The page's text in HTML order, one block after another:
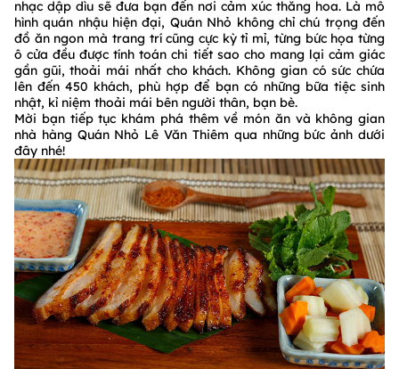
nhạc dập dìu sẽ đưa bạn đến nơi cảm xúc thăng hoa. Là mô
hình quán nhậu hiện đại, Quán Nhỏ không chỉ chú trọng đến
đồ ăn ngon mà trang trí cũng cực kỳ tỉ mỉ, từng bức họa từng
ô cửa đều được tính toán chi tiết sao cho mang lại cảm giác
gần gũi, thoải mái nhất cho khách. Không gian có sức chứa
lên đến 450 khách, phù hợp để bạn có những bữa tiệc sinh
nhật, kỉ niệm thoải mái bên người thân, bạn bè.
Mời bạn tiếp tục khám phá thêm về món ăn và không gian
nhà hàng Quán Nhỏ Lê Văn Thiêm qua những bức ảnh dưới
đây nhé!